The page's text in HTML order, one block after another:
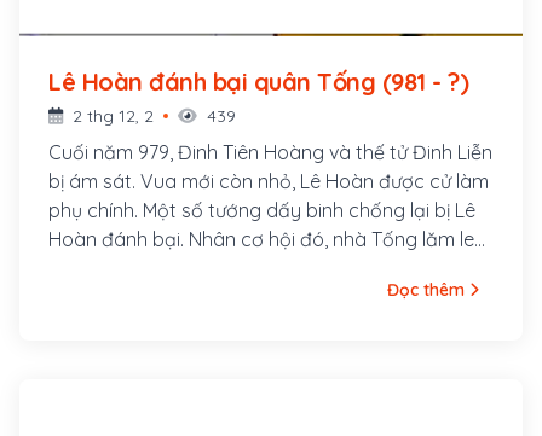
Lê Hoàn đánh bại quân Tống (981 - ?)
2 thg 12, 2 439
Cuối năm 979, Đinh Tiên Hoàng và thế tử Đinh Liễn
bị ám sát. Vua mới còn nhỏ, Lê Hoàn được cử làm
phụ chính. Một số tướng dấy binh chống lại bị Lê
Hoàn đánh bại. Nhân cơ hội đó, nhà Tống lăm le
tướng lĩnh và quân đội suy tôn Lê Hoàn lên làm
Đọc thêm